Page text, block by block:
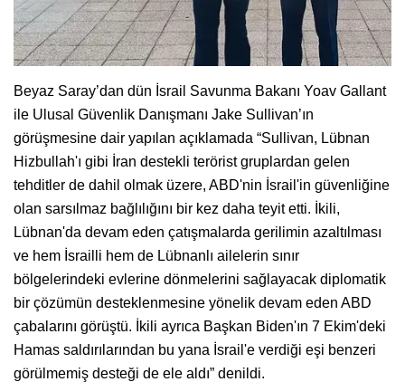
Beyaz Saray’dan dün İsrail Savunma Bakanı Yoav Gallant
ile Ulusal Güvenlik Danışmanı Jake Sullivan’ın
görüşmesine dair yapılan açıklamada “Sullivan, Lübnan
Hizbullah'ı gibi İran destekli terörist gruplardan gelen
tehditler de dahil olmak üzere, ABD'nin İsrail'in güvenliğine
olan sarsılmaz bağlılığını bir kez daha teyit etti. İkili,
Lübnan'da devam eden çatışmalarda gerilimin azaltılması
ve hem İsrailli hem de Lübnanlı ailelerin sınır
bölgelerindeki evlerine dönmelerini sağlayacak diplomatik
bir çözümün desteklenmesine yönelik devam eden ABD
çabalarını görüştü. İkili ayrıca Başkan Biden'ın 7 Ekim'deki
Hamas saldırılarından bu yana İsrail'e verdiği eşi benzeri
görülmemiş desteği de ele aldı” denildi.